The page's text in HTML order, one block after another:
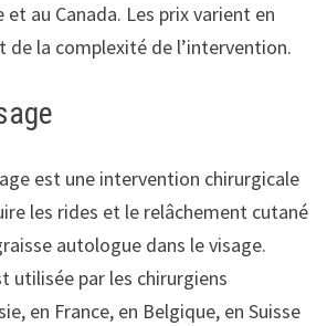
et au Canada. Les prix varient en
de la complexité de l’intervention.
est une intervention chirurgicale
les rides et le relâchement cutané
autologue dans le visage.
utilisée par les chirurgiens
en France, en Belgique, en Suisse